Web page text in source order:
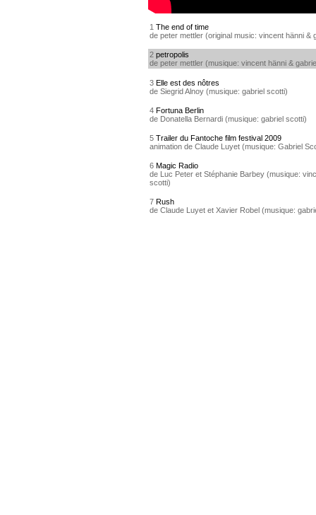
1 The end of time
de peter mettler (original music: vincent hänni &
2 petropolis
de peter mettler (musique: vincent hänni &
3 Elle est des nôtres
de Siegrid Alnoy (musique: gabriel scotti)
4 Fortuna Berlin
de Donatella Bernardi (musique: gabriel scotti)
5 Trailer du Fantoche film festival 2009
animation de Claude Luyet (musique: Gabriel
6 Magic Radio
de Luc Peter et Stéphanie Barbey (musique:
scotti)
7 Rush
de Claude Luyet et Xavier Robel (musique: